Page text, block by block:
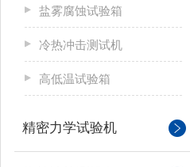
盐雾腐蚀试验箱
冷热冲击测试机
高低温试验箱
精密力学试验机